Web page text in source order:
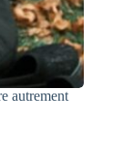
autrement